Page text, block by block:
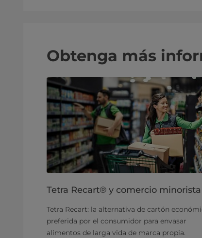
Obtenga más
Tetra Recart® y comercio minorista
Tetra Recart: la alternativa de cartón
preferida por el consumidor para envasar
alimentos de larga vida de marca propia.